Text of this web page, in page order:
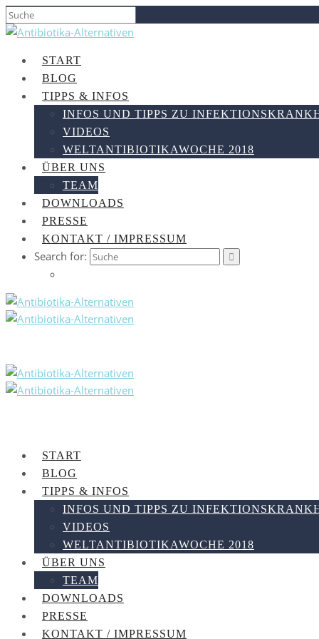
START
BLOG
TIPPS & INFOS
INFOS UND TIPPS ZU
VIDEOS
WELTANTIBIOTIKAWOCHE 2018
ÜBER UNS
TEAM
DOWNLOADS
PRESSE
KONTAKT / IMPRESSUM
Search for:
START
BLOG
TIPPS & INFOS
INFOS UND TIPPS ZU
VIDEOS
WELTANTIBIOTIKAWOCHE 2018
ÜBER UNS
TEAM
DOWNLOADS
PRESSE
KONTAKT / IMPRESSUM